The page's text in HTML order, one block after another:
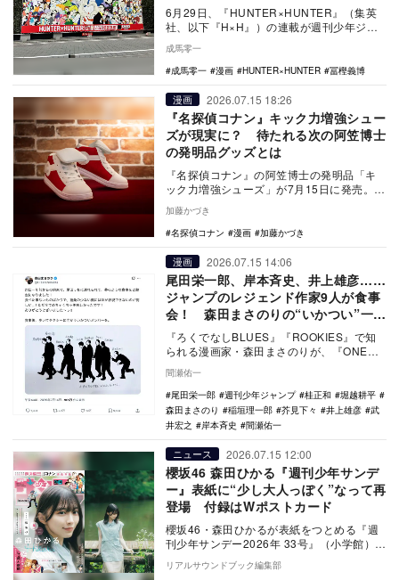
6月29日、『HUNTER×HUNTER』（集英
社、以下『H×H』）の連載が週刊少年ジャ
ンプで再開された。そして、7月3日にコ
ミ…
成馬零一
成馬零一
漫画 HUNTER×HUNTER 冨樫義博
漫画 2026.07.15 18:26
『名探偵コナン』キック力増強シュー
ズが現実に？ 待たれる次の阿笠博士
の発明品グッズとは
『名探偵コナン』の阿笠博士の発明品「キ
ック力増強シューズ」が7月15日に発売。ア
ニメ30周年を記念し、アキレスがデザイン
を忠実に…
加藤かづき
名探偵コナン
漫画 加藤かづき
漫画 2026.07.15 14:06
尾田栄一郎、岸本斉史、井上雄彦……
ジャンプのレジェンド作家9人が食事
会！ 森田まさのりの“いかつい”一枚
に反響
『ろくでなしBLUES』『ROOKIES』で知
られる漫画家・森田まさのりが、『ONE
PIECE』の尾田栄一郎ら漫画家仲間との
食…
間瀬佑一
尾田栄一郎
週刊少年ジャンプ 桂正和
堀越耕平
森田まさのり
稲垣理一郎 芥見下々 井上雄彦
武
井宏之
岸本斉史 間瀬佑一
ニュース 2026.07.15 12:00
櫻坂46 森田ひかる『週刊少年サンデ
ー』表紙に“少し大人っぽく”なって再
登場 付録はWポストカード
櫻坂46・森田ひかるが表紙をつとめる『週
刊少年サンデー2026年 33号』（小学館）
リアルサウンドブック編集部